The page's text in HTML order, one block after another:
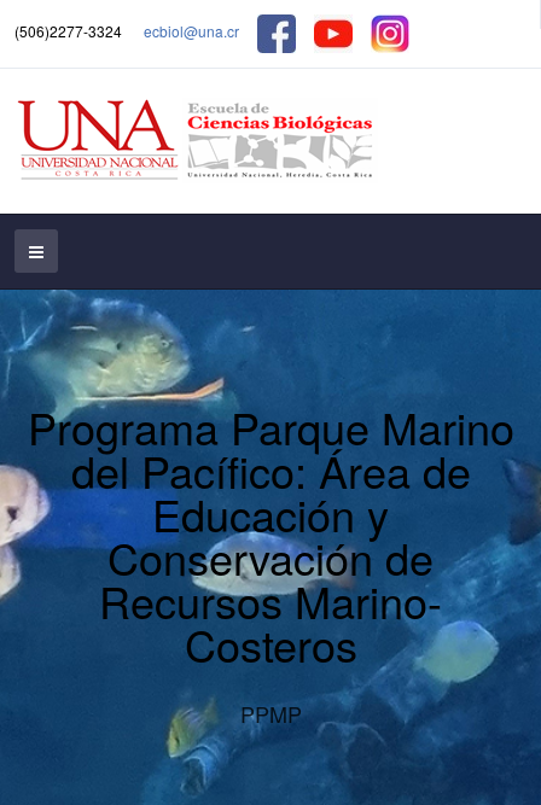
(506)2277-3324 ecbiol@una.cr
Programa Parque Marino
del Pacífico: Área de
Educación y
Conservación de
Recursos Marino-
Costeros
PPMP